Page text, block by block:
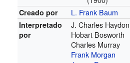
Creado por L. Frank Baum
Interpretado
por
J. Charles Haydon
Hobart Bosworth
Charles Murray
Frank Morgan